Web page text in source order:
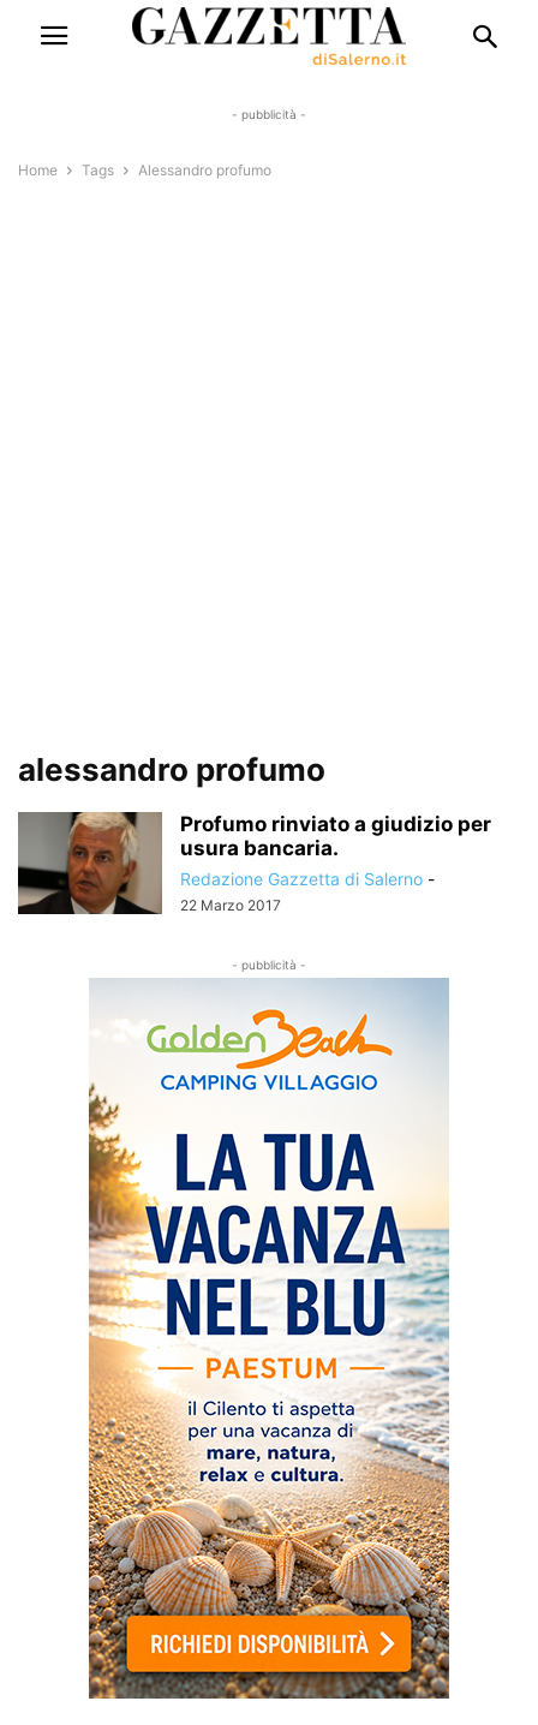
- pubblicità -
Home Tags Alessandro profumo
alessandro profumo
Profumo rinviato a giudizio per
usura bancaria.
Redazione Gazzetta di Salerno -
22 Marzo 2017
- pubblicità -